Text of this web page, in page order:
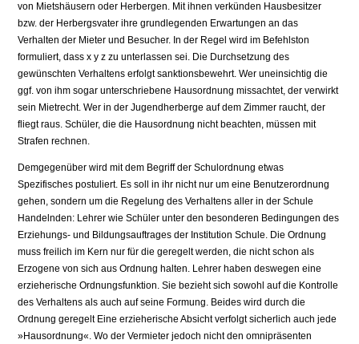
von Mietshäusern oder Herbergen. Mit ihnen verkünden Hausbesitzer
bzw. der Her­bergsvater ihre grundlegenden Erwartungen an das
Verhalten der Mieter und Be­sucher. In der Regel wird im Befehlston
formuliert, dass x y z zu unterlassen sei. Die Durchsetzung des
gewünschten Verhaltens erfolgt sanktionsbewehrt. Wer unein­sichtig die
ggf. von ihm sogar unterschriebene Hausordnung missachtet, der verwirkt
sein Mietrecht. Wer in der Jugendherberge auf dem Zimmer raucht, der
fliegt raus. Schüler, die die Hausordnung nicht beachten, müssen mit
Strafen rechnen.
Demgegenüber wird mit dem Begriff der Schulordnung etwas
Spezifisches postu­liert. Es soll in ihr nicht nur um eine Benutzerordnung
gehen, sondern um die Rege­lung des Verhaltens aller in der Schule
Handelnden: Lehrer wie Schüler unter den besonderen Bedingungen des
Erziehungs- und Bildungsauftrages der Institution Schule. Die Ordnung
muss freilich im Kern nur für die geregelt werden, die nicht schon als
Erzogene von sich aus Ordnung halten. Lehrer haben deswegen eine
erzie­herische Ordnungsfunktion. Sie bezieht sich sowohl auf die Kontrolle
des Verhaltens als auch auf seine Formung. Beides wird durch die
Ordnung geregelt Eine erzieheri­sche Absicht verfolgt sicherlich auch jede
»Hausordnung«. Wo der Vermieter jedoch nicht den omnipräsenten